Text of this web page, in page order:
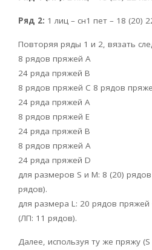
Ряд 2: 1 лиц – сн1 пет – 18 (20)
Повторяя ряды 1 и 2, вязать
8 рядов пряжей А
24 ряда пряжей В
8 рядов пряжей С 8 рядов
24 ряда пряжей А
8 рядов пряжей Е
24 ряда пряжей В
8 рядов пряжей А
24 ряда пряжей D
для размеров Ѕ и М: 8 (20)
рядов).
для размера L: 20 рядов
(ЛП: 11 рядов).
Далее, используя ту же пряжу